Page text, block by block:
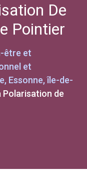
De
Pointier
être et
et
Essonne, île-de-
Polarisation de